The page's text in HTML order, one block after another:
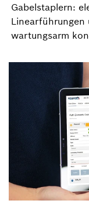
Gabelstaplern:
Linearführungen
wartungsarm